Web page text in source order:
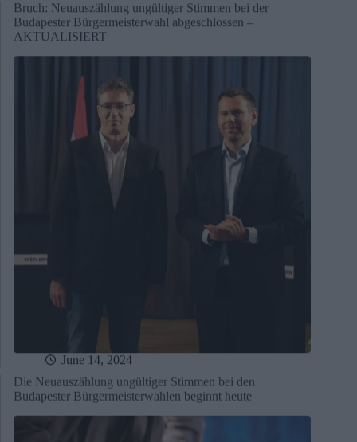
Bruch: Neuauszählung ungültiger Stimmen bei der
Budapester Bürgermeisterwahl abgeschlossen –
AKTUALISIERT
June 14, 2024
Die Neuauszählung ungültiger Stimmen bei den
Budapester Bürgermeisterwahlen beginnt heute